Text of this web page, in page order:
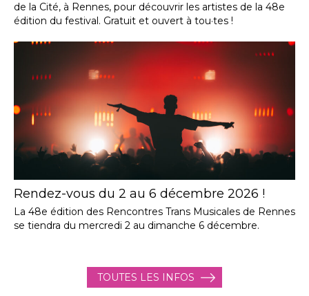
de la Cité, à Rennes, pour découvrir les artistes de la 48e
édition du festival. Gratuit et ouvert à tou·tes !
Rendez-vous du 2 au 6 décembre 2026 !
La 48e édition des Rencontres Trans Musicales de Rennes
se tiendra du mercredi 2 au dimanche 6 décembre.
TOUTES LES INFOS